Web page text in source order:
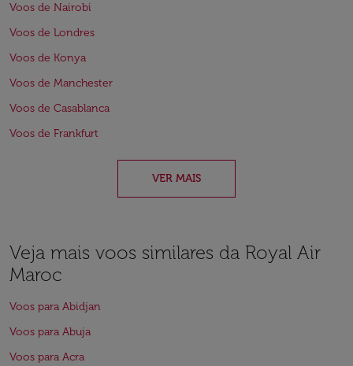
Voos de Nairobi
Voos de Londres
Voos de Konya
Voos de Manchester
Voos de Casablanca
Voos de Frankfurt
VER MAIS
Veja mais voos similares da Royal Air
Maroc
Voos para Abidjan
Voos para Abuja
Voos para Acra